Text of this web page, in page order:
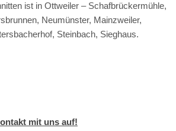
ist in Ottweiler – Schafbrückermühle,
Neumünster, Mainzweiler,
Steinbach, Sieghaus.
mit uns auf!